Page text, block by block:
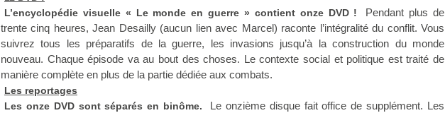
L’encyclopédie visuelle « Le monde en guerre » contient onze DVD !
Pendant plus de
trente cinq heures, Jean Desailly (aucun lien avec Marcel) raconte l’intégralité du conflit. Vous
suivrez tous les préparatifs de la guerre, les invasions jusqu’à la construction du monde
nouveau. Chaque épisode va au bout des choses. Le contexte social et politique est traité de
manière complète en plus de la partie dédiée aux combats.
Les reportages
Les onze DVD sont séparés en binôme.
Le onzième disque fait office de supplément. Les